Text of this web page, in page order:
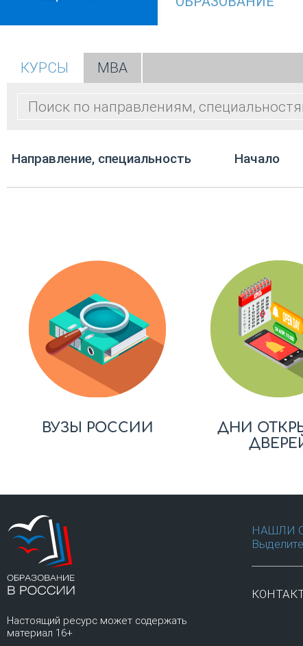
КУРСЫ МВА
Направление, специальность Начало
ВУЗЫ РОССИИ
ДНИ
Настоящий ресурс может содержать
материал 16+
НАШЛИ